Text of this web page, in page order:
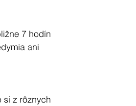
7 hodín
ani
si z rôznych